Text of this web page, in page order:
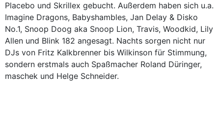
Placebo und Skrillex gebucht. Außerdem haben sich u.a.
Imagine Dragons, Babyshambles, Jan Delay & Disko
No.1, Snoop Doog aka Snoop Lion, Travis, Woodkid, Lily
Allen und Blink 182 angesagt. Nachts sorgen nicht nur
DJs von Fritz Kalkbrenner bis Wilkinson für Stimmung,
sondern erstmals auch Spaßmacher Roland Düringer,
maschek und Helge Schneider.